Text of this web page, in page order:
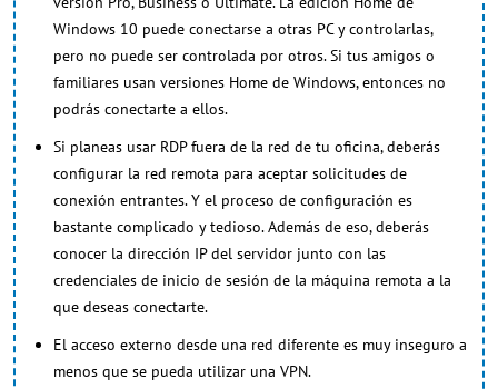
Windows 10 puede conectarse a otras PC y controlarlas,
pero no puede ser controlada por otros. Si tus amigos o
familiares usan versiones Home de Windows, entonces no
podrás conectarte a ellos.
Si planeas usar RDP fuera de la red de tu oficina, deberás
configurar la red remota para aceptar solicitudes de
conexión entrantes. Y el proceso de configuración es
bastante complicado y tedioso. Además de eso, deberás
conocer la dirección IP del servidor junto con las
credenciales de inicio de sesión de la máquina remota a la
que deseas conectarte.
El acceso externo desde una red diferente es muy inseguro a
menos que se pueda utilizar una VPN.